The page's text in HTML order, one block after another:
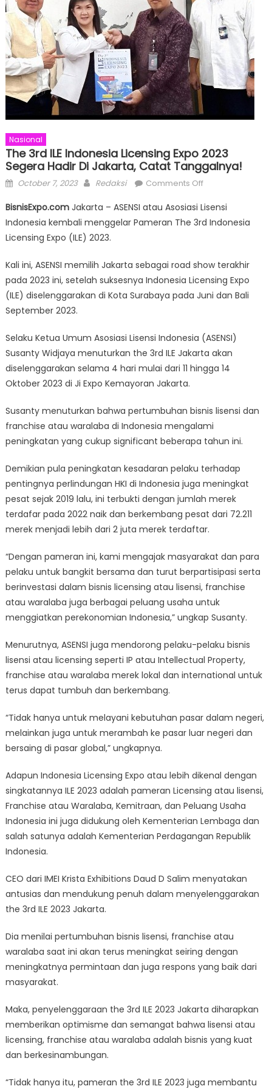
Nasional
The 3rd ILE Indonesia Licensing Expo 2023
Segera Hadir Di Jakarta, Catat Tanggalnya!
Posted
October 7, 2023 Author
Redaksi Comments Offon
3rd
ILE
Expo
2023
Segera
Jakarta,
Catat
Tanggalnya!
BisnisExpo.comJakarta – ASENSI atau Asosiasi Lisensi
Indonesia kembali menggelar Pameran The 3rd Indonesia
Licensing Expo (ILE) 2023.
Kali ini, ASENSI memilih Jakarta sebagai road show terakhir
pada 2023 ini, setelah suksesnya Indonesia Licensing Expo
(ILE) diselenggarakan di Kota Surabaya pada Juni dan Bali
September 2023.
Selaku Ketua Umum Asosiasi Lisensi Indonesia (ASENSI)
Susanty Widjaya menuturkan the 3rd ILE Jakarta akan
diselenggarakan selama 4 hari mulai dari 11 hingga 14
Oktober 2023 di Ji Expo Kemayoran Jakarta.
Susanty menuturkan bahwa pertumbuhan bisnis lisensi dan
franchise atau waralaba di Indonesia mengalami
peningkatan yang cukup significant beberapa tahun ini.
Demikian pula peningkatan kesadaran pelaku terhadap
pentingnya perlindungan HKI di Indonesia juga meningkat
pesat sejak 2019 lalu, ini terbukti dengan jumlah merek
terdafar pada 2022 naik dan berkembang pesat dari 72.211
merek menjadi lebih dari 2 juta merek terdaftar.
“Dengan pameran ini, kami mengajak masyarakat dan para
pelaku untuk bangkit bersama dan turut berpartisipasi serta
berinvestasi dalam bisnis licensing atau lisensi, franchise
atau waralaba juga berbagai peluang usaha untuk
menggiatkan perekonomian Indonesia,” ungkap Susanty.
Menurutnya, ASENSI juga mendorong pelaku-pelaku bisnis
lisensi atau licensing seperti IP atau Intellectual Property,
franchise atau waralaba merek lokal dan international untuk
terus dapat tumbuh dan berkembang.
“Tidak hanya untuk melayani kebutuhan pasar dalam negeri,
melainkan juga untuk merambah ke pasar luar negeri dan
bersaing di pasar global,” ungkapnya.
Adapun Indonesia Licensing Expo atau lebih dikenal dengan
singkatannya ILE 2023 adalah pameran Licensing atau lisensi,
Franchise atau Waralaba, Kemitraan, dan Peluang Usaha
Indonesia ini juga didukung oleh Kementerian Lembaga dan
salah satunya adalah Kementerian Perdagangan Republik
Indonesia.
CEO dari IMEI Krista Exhibitions Daud D Salim menyatakan
antusias dan mendukung penuh dalam menyelenggarakan
the 3rd ILE 2023 Jakarta.
Dia menilai pertumbuhan bisnis lisensi, franchise atau
waralaba saat ini akan terus meningkat seiring dengan
meningkatnya permintaan dan juga respons yang baik dari
masyarakat.
Maka, penyelenggaraan the 3rd ILE 2023 Jakarta diharapkan
memberikan optimisme dan semangat bahwa lisensi atau
licensing, franchise atau waralaba adalah bisnis yang kuat
dan berkesinambungan.
“Tidak hanya itu, pameran the 3rd ILE 2023 juga membantu